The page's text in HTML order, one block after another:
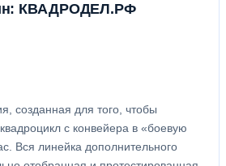
КВАДРОДЕЛ.РФ
созданная для того, чтобы
с конвейера в «боевую
Вся линейка дополнительного